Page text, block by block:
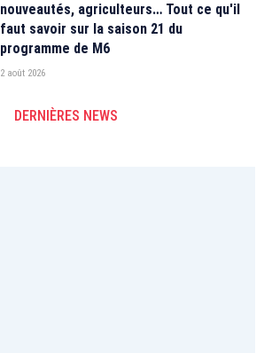
nouveautés, agriculteurs… Tout ce qu'il
faut savoir sur la saison 21 du
programme de M6
2 août 2026
DERNIÈRES NEWS